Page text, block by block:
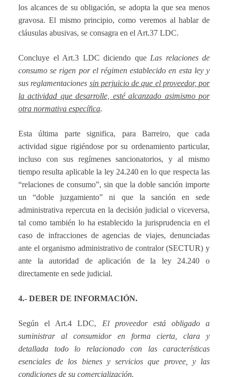
los alcances de su obligación, se adopta la que sea menos
gravosa. El mismo principio, como veremos al hablar de
cláusulas abusivas, se consagra en el Art.37 LDC.
Concluye el Art.3 LDC diciendo que Las relaciones de
consumo se rigen por el régimen establecido en esta ley y
sus reglamentaciones sin perjuicio de que el proveedor, por
la actividad que desarrolle, esté alcanzado asimismo por
otra normativa específica.
Esta última parte significa, para Barreiro, que cada
actividad sigue rigiéndose por su ordenamiento particular,
incluso con sus regímenes sancionatorios, y al mismo
tiempo resulta aplicable la ley 24.240 en lo que respecta las
“relaciones de consumo”, sin que la doble sanción importe
un “doble juzgamiento” ni que la sanción en sede
administrativa repercuta en la decisión judicial o viceversa,
tal como también lo ha establecido la jurisprudencia en el
caso de infracciones de agencias de viajes, denunciadas
ante el organismo administrativo de contralor (SECTUR) y
ante la autoridad de aplicación de la ley 24.240 o
directamente en sede judicial.
4.- DEBER DE INFORMACIÓN.
Según el Art.4 LDC, El proveedor está obligado a
suministrar al consumidor en forma cierta, clara y
detallada todo lo relacionado con las características
esenciales de los bienes y servicios que provee, y las
condiciones de su comercialización.